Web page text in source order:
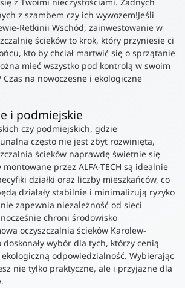
z szambem czy ich wywozem!Jeśli
Retkinii Wschód, zainwestowanie w
ścieków to krok, który przyniesie ci
kto by chciał martwić się o sprzątanie
mieć wszystko pod kontrolą w swoim
Czas na nowoczesne i ekologiczne
i podmiejskie
czy podmiejskich, gdzie
często nie jest zbyt rozwinięta,
ścieków naprawdę świetnie się
przez ALFA-TECH są idealnie
działki oraz liczby mieszkańców, co
działały stabilnie i minimalizują ryzyko
zapewnia niezależność od sieci
chroni środowisko
oczyszczalnia ścieków Karolew-
wybór dla tych, którzy cenią
odpowiedzialność. Wybierając
nie tylko praktyczne, ale i przyjazne dla